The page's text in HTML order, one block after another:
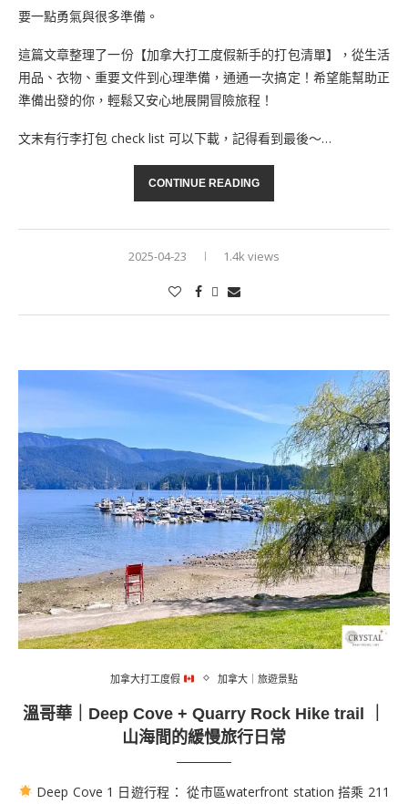
要一點勇氣與很多準備。
這篇文章整理了一份【加拿大打工度假新手的打包清單】，從生活
用品、衣物、重要文件到心理準備，通通一次搞定！希望能幫助正
準備出發的你，輕鬆又安心地展開冒險旅程！
文末有行李打包 check list 可以下載，記得看到最後～…
CONTINUE READING
2025-04-23 1.4k views
加拿大打工度假 加拿大｜旅遊景點
溫哥華｜Deep Cove + Quarry Rock Hike trail ｜
山海間的緩慢旅行日常
Deep Cove 1 日遊行程： 從市區waterfront station 搭乘 211